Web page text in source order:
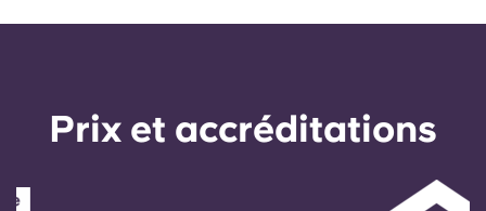
Prix ​​et accréditations